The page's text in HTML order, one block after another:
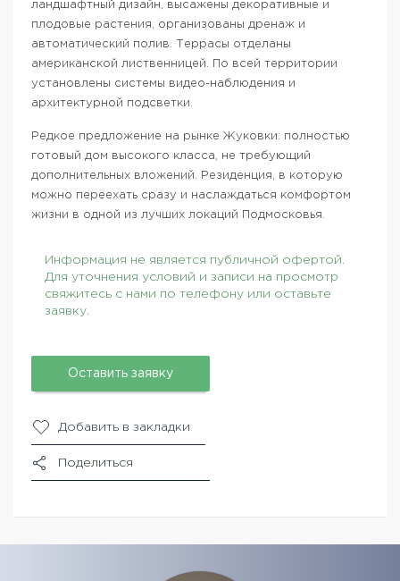
ландшафтный дизайн, высажены декоративные и
плодовые растения, организованы дренаж и
автоматический полив. Террасы отделаны
американской лиственницей. По всей территории
установлены системы видео-наблюдения и
архитектурной подсветки.
Редкое предложение на рынке Жуковки: полностью
готовый дом высокого класса, не требующий
дополнительных вложений. Резиденция, в которую
можно переехать сразу и наслаждаться комфортом
жизни в одной из лучших локаций Подмосковья.
Информация не является публичной офертой.
Для уточнения условий и записи на просмотр
свяжитесь с нами по телефону или оставьте
заявку.
Оставить заявку
Добавить в закладки
Поделиться